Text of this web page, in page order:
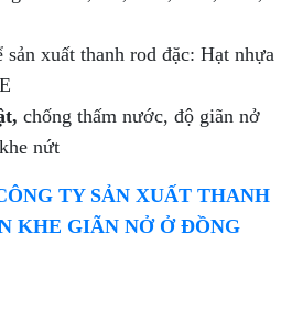
sản xuất thanh rod đặc: Hạt nhựa
chống thấm nước, độ giãn nở
nứt
TY SẢN XUẤT THANH
KHE GIÃN NỞ Ở ĐỒNG